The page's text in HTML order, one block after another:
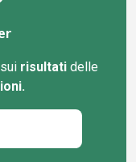
risultatidelle